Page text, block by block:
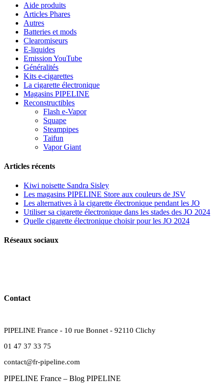
Aide produits
Articles Phares
Autres
Batteries et mods
Clearomiseurs
E-liquides
Emission YouTube
Généralités
Kits e-cigarettes
La cigarette électronique
Magasins PIPELINE
Reconstructibles
Flash e-Vapor
Squape
Steampipes
Taifun
Vapor Giant
Articles récents
Kiwi noisette Sandra Sisley
Les magasins PIPELINE Store aux couleurs de JSV
Les alternatives à la cigarette électronique pendant les JO
Utiliser sa cigarette électronique dans les stades des JO 2024
Quelle cigarette électronique choisir pour les JO 2024
Réseaux sociaux
Contact
PIPELINE France - 10 rue Bonnet - 92110 Clichy
01 47 37 33 75
contact@fr-pipeline.com
PIPELINE France – Blog PIPELINE